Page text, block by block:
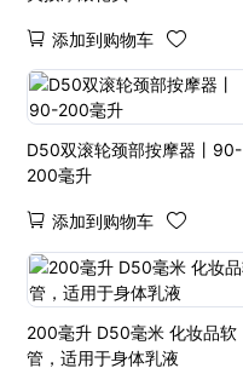
添加到购物车
D50双滚轮颈部按摩器丨90-
200毫升
添加到购物车
200毫升 D50毫米 化妆品软
管，适用于身体乳液